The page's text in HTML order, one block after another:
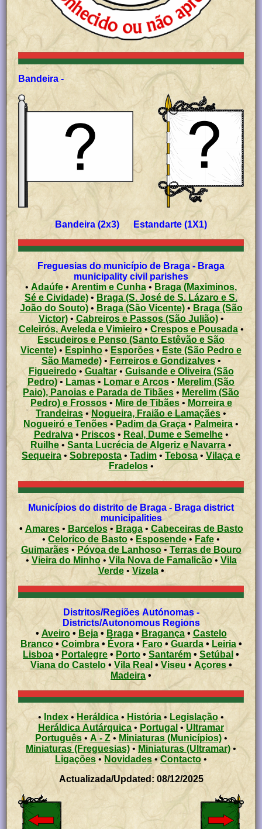
Bandeira -
Bandeira (2x3) Estandarte (1X1)
Freguesias do município de Braga - Braga
municipality civil parishes
• Adaúfe • Arentim e Cunha • Braga (Maximinos,
Sé e Cividade) •Braga (S. José de S. Lázaro e S.
João do Souto)• Braga (São Vicente)• Braga (São
Victor)• Cabreiros e Passos (São Julião)•
Celeirós, Aveleda e Vimieiro• Crespos e Pousada•
Escudeiros e Penso (Santo Estêvão e São
Vicente) • Espinho• Esporões •Este (São Pedro e
São Mamede)• Ferreiros e Gondizalves•
Figueiredo• Gualtar• Guisande e Oliveira (São
Pedro)• Lamas • Lomar e Arcos • Merelim (São
Paio), Panoias e Parada de Tibães • Merelim (São
Pedro) e Frossos• Mire de Tibães• Morreira e
Trandeiras• Nogueira, Fraião e Lamaçães •
Nogueiró e Tenões • Padim da Graça • Palmeira•
Pedralva• Priscos• Real, Dume e Semelhe•
Ruilhe • Santa Lucrécia de Algeriz e Navarra •
Sequeira • Sobreposta •Tadim • Tebosa • Vilaça e
Fradelos•
Municípios do distrito de Braga - Braga district
municipalities
• Amares• Barcelos• Braga• Cabeceiras de Basto
•
Celorico de Basto • Esposende • Fafe•
Guimarães• Póvoa de Lanhoso•
Terras de Bouro
• Vieira do Minho• Vila Nova de Famalicão• Vila
Verde• Vizela•
Distritos/Regiões Autónomas -
Districts/Autonomous Regions
• Aveiro• Beja•Braga• Bragança• Castelo
Branco• Coimbra• Évora• Faro• Guarda• Leiria•
Lisboa • Portalegre•Porto• Santarém • Setúbal •
Viana do Castelo• Vila Real •Viseu • Açores •
Madeira •
• Index • Heráldica • História • Legislação •
Heráldica Autárquica • Portugal • Ultramar
Português• A - Z• Miniaturas (Municípios)•
Miniaturas (Freguesias) • Miniaturas (Ultramar)•
Ligações •Novidades•Contacto •
Actualizada/Updated: 08/12/2025